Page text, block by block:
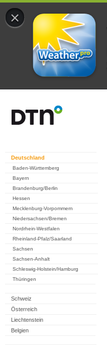
×
Deutschland
Baden-Württemberg
Bayern
Brandenburg/Berlin
Hessen
Mecklenburg-Vorpommern
Niedersachsen/Bremen
Nordrhein-Westfalen
Rheinland-Pfalz/Saarland
Sachsen
Sachsen-Anhalt
Schleswig-Holstein/Hamburg
Thüringen
Schweiz
Österreich
Liechtenstein
Belgien